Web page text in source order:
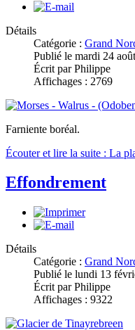
Détails
Catégorie : Grand
Publié le mardi 24
Écrit par Philippe
Affichages : 2769
Farniente boréal.
Écouter et lire la suite : La
Effondrement
Détails
Catégorie : Grand
Publié le lundi 13
Écrit par Philippe
Affichages : 9322